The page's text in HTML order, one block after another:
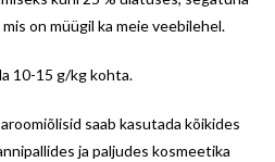
on müügil ka meie veebilehel.
10-15 g/kg kohta.
saab kasutada kõikides
ja paljudes kosmeetika